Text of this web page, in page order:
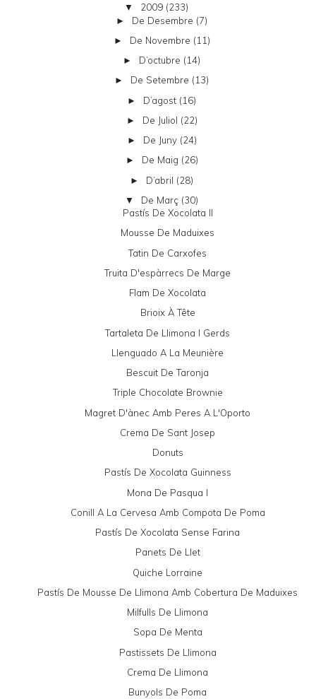
▼ 2009 (233)
► De Desembre (7)
► De Novembre (11)
► D’octubre (14)
► De Setembre (13)
► D’agost (16)
► De Juliol (22)
► De Juny (24)
► De Maig (26)
► D’abril (28)
▼ De Març (30)
Pastís De Xocolata II
Mousse De Maduixes
Tatin De Carxofes
Truita D'espàrrecs De Marge
Flam De Xocolata
Brioix À Tête
Tartaleta De Llimona I Gerds
Llenguado A La Meunière
Bescuit De Taronja
Triple Chocolate Brownie
Magret D'ànec Amb Peres A L'Oporto
Crema De Sant Josep
Donuts
Pastís De Xocolata Guinness
Mona De Pasqua I
Conill A La Cervesa Amb Compota De Poma
Pastís De Xocolata Sense Farina
Panets De Llet
Quiche Lorraine
Pastís De Mousse De Llimona Amb Cobertura De Maduixes
Milfulls De Llimona
Sopa De Menta
Pastissets De Llimona
Crema De Llimona
Bunyols De Poma